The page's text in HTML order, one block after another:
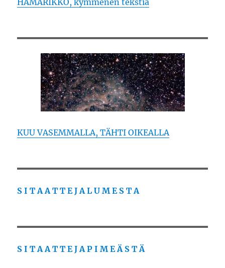
HÄMÄRIKKÖ, kymmenen tekstiä
KUU VASEMMALLA, TÄHTI OIKEALLA
S I T A A T T E J A L U M E S T A
S I T A A T T E J A P I M E Ä S T Ä